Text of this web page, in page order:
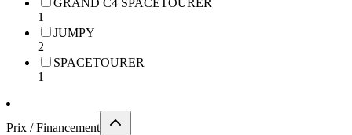
1
JUMPY
2
SPACETOURER
1
Prix / Financement